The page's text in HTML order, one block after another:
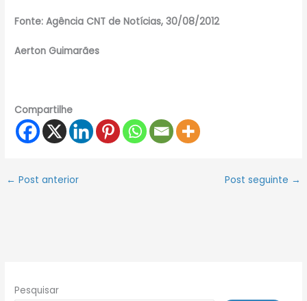
Fonte: Agência CNT de Notícias, 30/08/2012
Aerton Guimarães
Compartilhe
← Post anterior Post seguinte →
Pesquisar